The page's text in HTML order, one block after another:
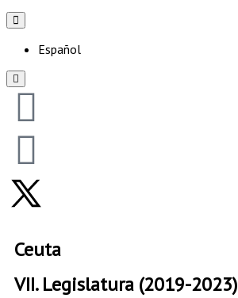
Hamburger
Toggle
Español
Hamburger
Toggle
Ceuta
VII. Legislatura (2019-2023)